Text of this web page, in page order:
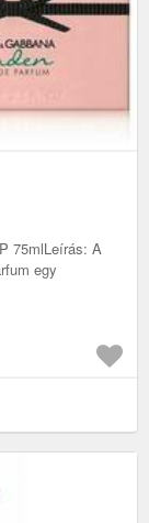
75mlLeírás: A
egy